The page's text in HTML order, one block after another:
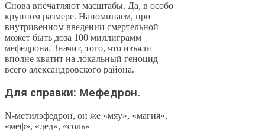
Снова впечатляют масштабы. Да, в особо
крупном размере. Напоминаем, при
внутривенном введении смертельной
может быть доза 100 миллиграмм
мефедрона. Значит, того, что изъяли
вполне хватит на локальный геноцид
всего александровского района.
Для справки: Мефедрон.
N-метилэфедрон, он же «мяу», «магия»,
«меф», «дед», «соль»